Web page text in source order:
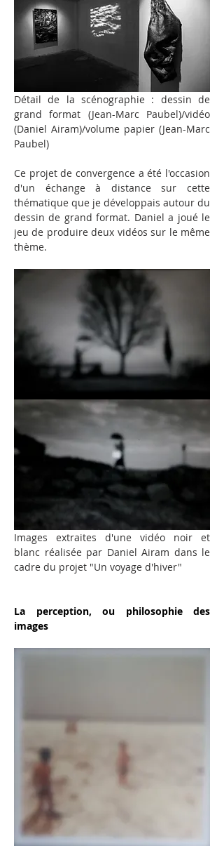
Détail de la scénographie : dessin de
grand format (Jean-Marc Paubel)/vidéo
(Daniel Airam)/volume papier (Jean-Marc
Paubel)
Ce projet de convergence a été l'occasion
d'un échange à distance sur cette
thématique que je développais autour du
dessin de grand format. Daniel a joué le
jeu de produire deux vidéos sur le même
thème.
Images extraites d'une vidéo noir et
blanc réalisée par Daniel Airam dans le
cadre du projet "Un voyage d'hiver"
La perception, ou philosophie des
images